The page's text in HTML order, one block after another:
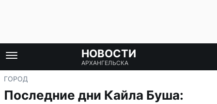
НОВОСТИ
АРХАНГЕЛЬСКА
ГОРОД
Последние дни Кайла Буша: